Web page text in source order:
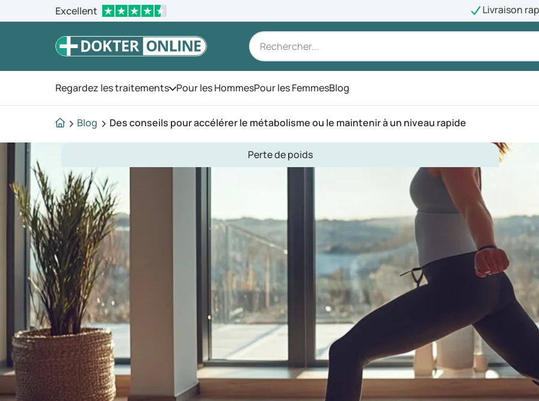
Excellent Livraison
Regardez les traitementsOuvrez le menu
Pour les HommesPour les FemmesBlog
Blog Des conseils pour accélérer le métabolisme ou le maintenir à un niveau rapide
Perte de poids